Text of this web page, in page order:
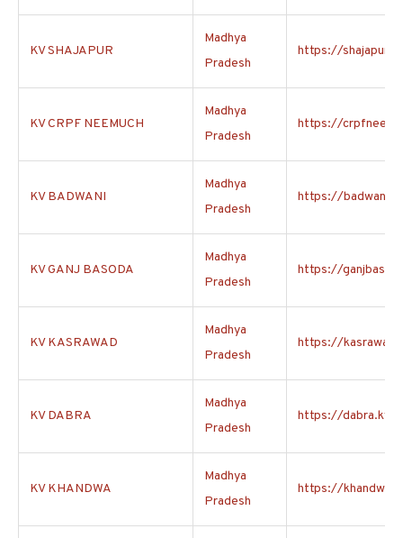
KV SHAJAPUR
Madhya
Pradesh
https://
KV CRPF NEEMUCH
Madhya
Pradesh
https://
KV BADWANI
Madhya
Pradesh
https://
KV GANJ BASODA
Madhya
Pradesh
https://
KV KASRAWAD
Madhya
Pradesh
https://
KV DABRA
Madhya
Pradesh
https://
KV KHANDWA
Madhya
Pradesh
https://